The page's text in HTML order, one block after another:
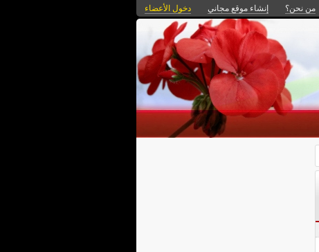
من نحن؟ إنشاء موقع مجاني دخول الأعضاء